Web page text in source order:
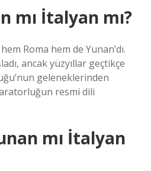
mı İtalyan mı?
Roma hem de Yunan’dı.
ancak yüzyıllar geçtikçe
geleneklerinden
resmi dili
mı İtalyan